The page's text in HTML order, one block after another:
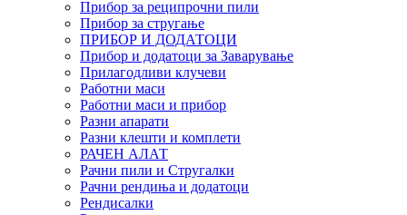
Прибор за реципрочни пили
Прибор за стругање
ПРИБОР И ДОДАТОЦИ
Прибор и додатоци за Заварување
Прилагодливи клучеви
Работни маси
Работни маси и прибор
Разни апарати
Разни клешти и комплети
РАЧЕН АЛАТ
Рачни пили и Стругалки
Рачни рендиња и додатоци
Рендисалки